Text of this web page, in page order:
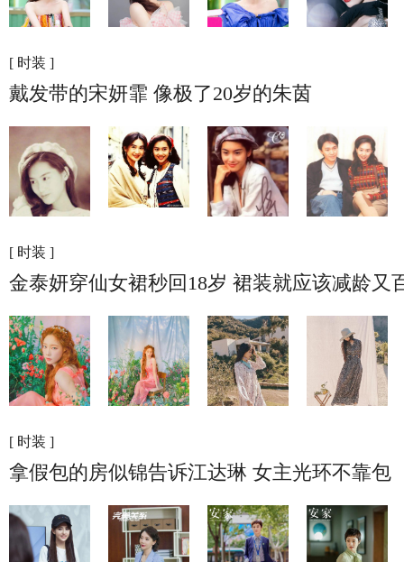
[ 时装 ]
戴发带的宋妍霏 像极了20岁的朱茵
[ 时装 ]
金泰妍穿仙女裙秒回18岁 裙装就应该减龄又
[ 时装 ]
拿假包的房似锦告诉江达琳 女主光环不靠包